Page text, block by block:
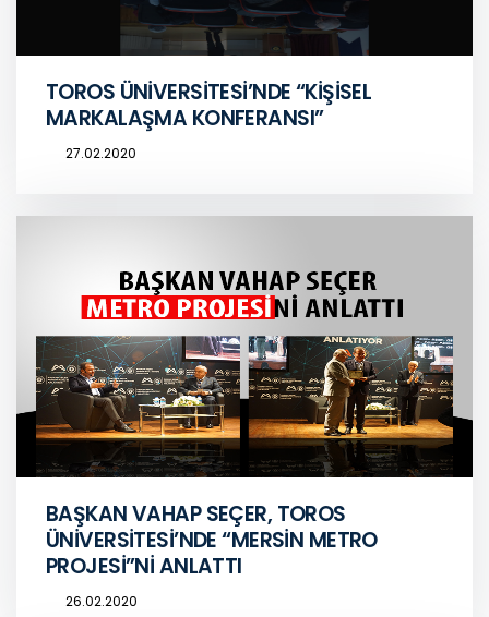
TOROS ÜNİVERSİTESİ’NDE “KİŞİSEL
MARKALAŞMA KONFERANSI”
27.02.2020
BAŞKAN VAHAP SEÇER, TOROS
ÜNİVERSİTESİ’NDE “MERSİN METRO
PROJESİ”Nİ ANLATTI
26.02.2020